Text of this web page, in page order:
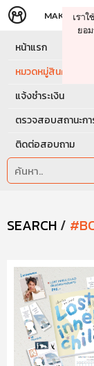
จัดการรถเข็น
MAKERSเรา
ยอ
หน้าแรก
หมวดหมู่สินค้า
แจ้งชำระเงิน
ตรวจสอบสถานะก
ติดต่อสอบถาม
SEARCH /